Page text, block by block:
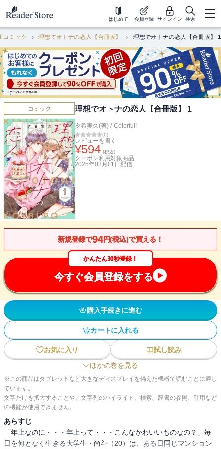
はじめて 会員登録 サインイン 検索
コミック 理想でオトナの恋人【合冊版】 理想でオトナの恋人【合冊版】 1
コミック 理想でオトナの恋人【合冊版】 1
夕希実久(著) / Colorful!
(0)
レビューを書く
¥594 (税込)
クーポン利用対象商品
2025年03月01日 配信
新規登録で94円(税込)で買える！
かんたん30秒登録！
今すぐ会員登録をする
購入手続きに進む
カートに入れる
お気に入り
試し読み
ほかの巻を見る
※この商品はタブレットなど大きなディスプレイを備えた機器で読むことに適し
ています。
文字だけを拡大することや、文字列のハイライト、検索、辞書の参照、引用など
の機能が使用できません。
あらすじ
「年上なのに・・・年上って・・・こんなかわいいものなの？」毎
日を何となく生きる大学生・尚斗（20）は、ある日同じマンション